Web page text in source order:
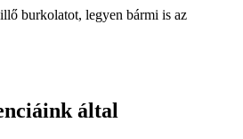
burkolatot, legyen bármi is az
által